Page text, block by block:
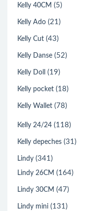
Kelly 32CM (55)
Kelly 35CM(6)
Kelly 40CM(5)
Kelly Ado(21)
Kelly Cut(43)
Kelly Danse(52)
Kelly Doll(19)
Kelly pocket (18)
Kelly Wallet(78)
Kelly 24/24(118)
Kelly depeches(31)
Lindy (341)
Lindy 26CM(164)